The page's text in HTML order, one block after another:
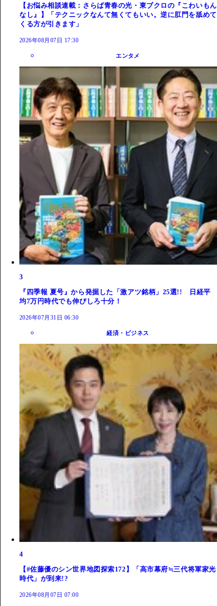
【お悩み相談連載：さらば青春の光・東ブクロの『こわいもん
なし』】「テクニックなんて無くてもいい。逆に肛門を舐めて
くる方が引きます」
2026年08月07日 17:30
エンタメ
3
『四季報 夏号』から発掘した「激アツ銘柄」25選!! 日経平
均7万円時代でも伸びしろ十分！
2026年07月31日 06:30
経済・ビジネス
4
【#佐藤優のシン世界地図探索172】「高市幕府≒三代将軍家光
時代」が到来!?
2026年08月07日 07:00